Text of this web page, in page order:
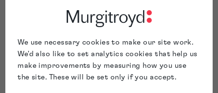
We use necessary cookies to make our site work.
We'd also like to set analytics cookies that help us
make improvements by measuring how you use
the site. These will be set only if you accept.
réalisation d’une recherche d’antériorités constitue une
démarche judicieuse sur le plan financier.
Au-delà de cet aspect, une recherche d’antériorités permet
affiner la demande au regard des technologies existantes, en
mettant en évidence les éléments clés sur lesquels le dépôt
devra porter et qu’il conviendra de valoriser.